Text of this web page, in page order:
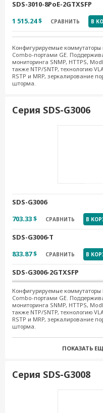
SDS-3010-8PoE-2GTXSFP
1 515.24 $
СРАВНИТЬ В
Конфигурируемые коммутаторы
Combo-портами GE.
мониторинга SNMP, HTTPS,
также NTP/SNTP, технологию
RSTP и MRP, зеркалирование
шторма.
Серия SDS-G3006
SDS-G3006
703.33 $
СРАВНИТЬ В
SDS-G3006-T
833.87 $
СРАВНИТЬ В
SDS-G3006-2GTXSFP
1 019.92 $
СРАВНИТЬ В
SDS-G3006-2GTXSFP-T
1 150.46 $
СРАВНИТЬ В
SDS-G3006-4PoE-2GTXSFP-T
Конфигурируемые коммутаторы
Combo-портами GE.
мониторинга SNMP, HTTPS,
также NTP/SNTP, технологию
RSTP и MRP, зеркалирование
шторма.
ПОКАЗАТЬ
Серия SDS-G3008